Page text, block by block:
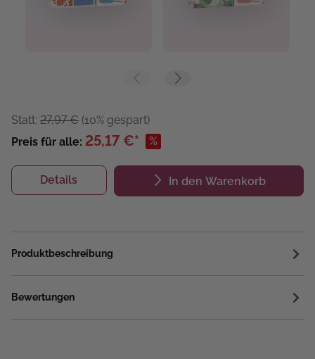
Statt: 27,97 € (10% gespart)
Preis für alle: 25,17 €* %
Details In den Warenkorb
Produktbeschreibung
Bewertungen